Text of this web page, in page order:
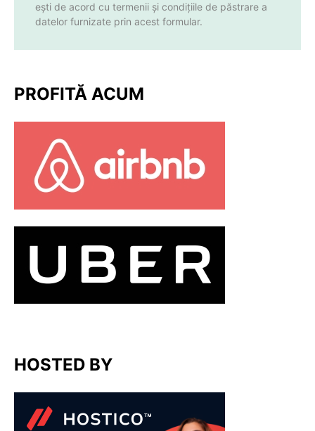
ești de acord cu termenii și condițiile de păstrare a
datelor furnizate prin acest formular.
PROFITĂ ACUM
HOSTED BY